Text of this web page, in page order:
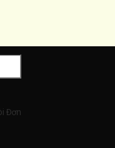
Đơn